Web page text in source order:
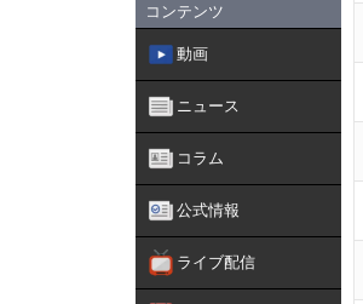
コンテンツ
動画
ニュース
コラム
公式情報
ライブ配信